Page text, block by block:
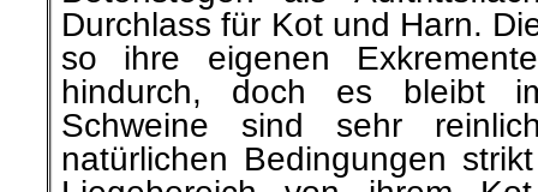
Durchlass für Kot und Harn.
so ihre eigenen
hindurch, doch es bleibt
Schweine sind sehr
natürlichen Bedingungen